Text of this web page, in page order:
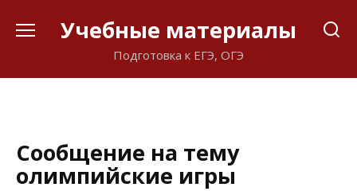
Учебные материалы
Подготовка к ЕГЭ, ОГЭ
Сообщение на тему
олимпийские игры